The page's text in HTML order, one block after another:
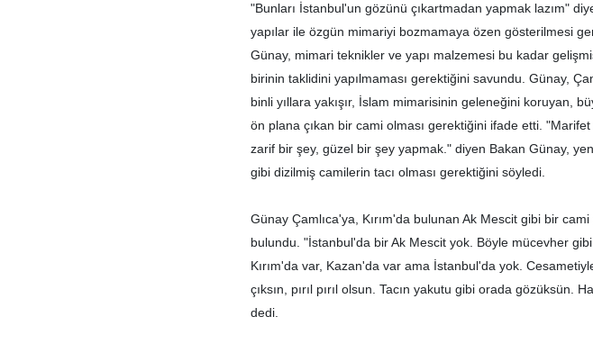
"Bunları İstanbul'un gözünü çıkartmadan yapmak lazım"
yapılar ile özgün mimariyi bozmamaya özen gösterilmesi
Günay, mimari teknikler ve yapı malzemesi bu kadar
birinin taklidini yapılmaması gerektiğini savundu. Günay,
binli yıllara yakışır, İslam mimarisinin geleneğini koruyan,
ön plana çıkan bir cami olması gerektiğini ifade etti.
zarif bir şey, güzel bir şey yapmak." diyen Bakan Günay,
gibi dizilmiş camilerin tacı olması gerektiğini söyledi.
Günay Çamlıca'ya, Kırım'da bulunan Ak Mescit gibi bir cami
bulundu. "İstanbul'da bir Ak Mescit yok. Böyle mücevher gibi
Kırım'da var, Kazan'da var ama İstanbul'da yok.
çıksın, pırıl pırıl olsun. Tacın yakutu gibi orada gözüksün.
dedi.